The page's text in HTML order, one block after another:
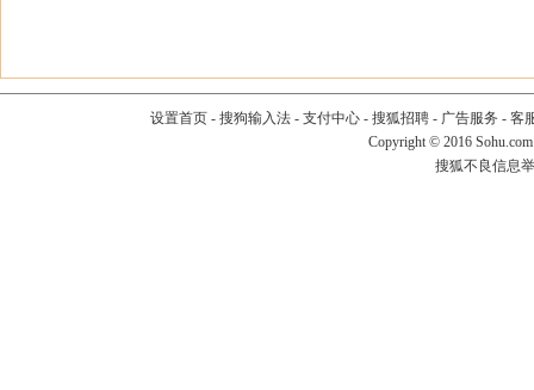
设置首页- 搜狗输入法- 支付中心- 搜狐招聘- 广告服务 - 客
Copyright © 2016
搜狐不良信息